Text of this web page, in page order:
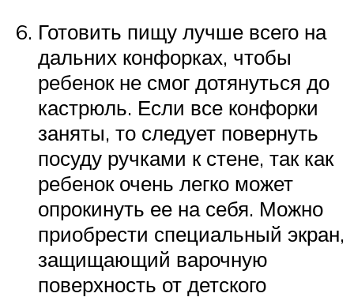
Готовить пищу лучше всего на
дальних конфорках, чтобы
ребенок не смог дотянуться до
кастрюль. Если все конфорки
заняты, то следует повернуть
посуду ручками к стене, так как
ребенок очень легко может
опрокинуть ее на себя. Можно
приобрести специальный экран,
защищающий варочную
поверхность от детского